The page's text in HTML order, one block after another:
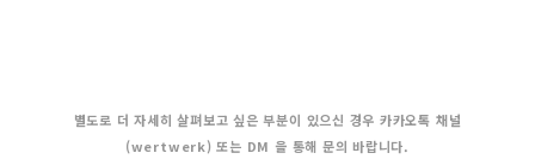
별도로 더 자세히 살펴보고 싶은 부분이 있으신 경우 카카오톡 채널
(wertwerk) 또는 DM 을 통해 문의 바랍니다.